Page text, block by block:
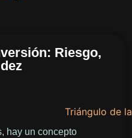
Riesgo,
hay un concepto